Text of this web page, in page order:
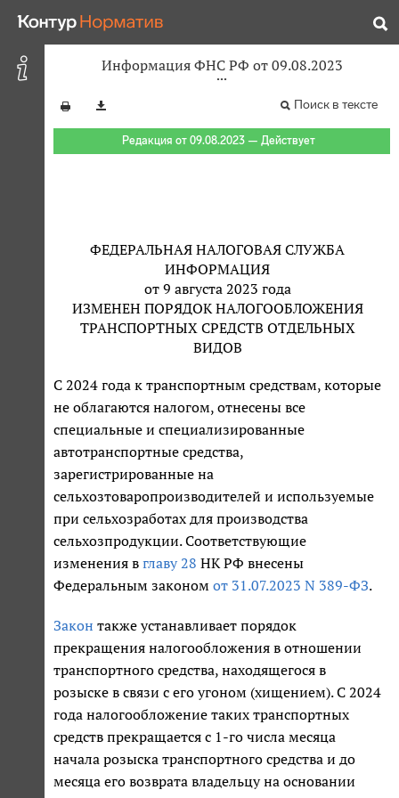
Информация ФНС РФ от 09.08.2023
Поиск в тексте
Редакция от 09.08.2023 — Действует
ФЕДЕРАЛЬНАЯ НАЛОГОВАЯ СЛУЖБА
ИНФОРМАЦИЯ
от 9 августа 2023 года
ИЗМЕНЕН ПОРЯДОК НАЛОГООБЛОЖЕНИЯ
ТРАНСПОРТНЫХ СРЕДСТВ ОТДЕЛЬНЫХ
ВИДОВ
С 2024 года к транспортным средствам, которые
не облагаются налогом, отнесены все
специальные и специализированные
автотранспортные средства,
зарегистрированные на
сельхозтоваропроизводителей и используемые
при сельхозработах для производства
сельхозпродукции. Соответствующие
изменения в главу 28 НК РФ внесены
Федеральным законом от 31.07.2023 N 389-ФЗ.
Закон также устанавливает порядок
прекращения налогообложения в отношении
транспортного средства, находящегося в
розыске в связи с его угоном (хищением). С 2024
года налогообложение таких транспортных
средств прекращается с 1-го числа месяца
начала розыска транспортного средства и до
месяца его возврата владельцу на основании